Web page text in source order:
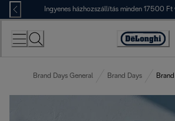
Skip
to
Content
Ingyenes házhozszállítás minden 17500 Ft
Accessibility
Brand Days General Brand Days